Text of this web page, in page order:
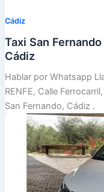
Cádiz
Taxi San
Cádiz
Hablar por Whatsapp
RENFE, Calle
San Fernando, Cádiz .